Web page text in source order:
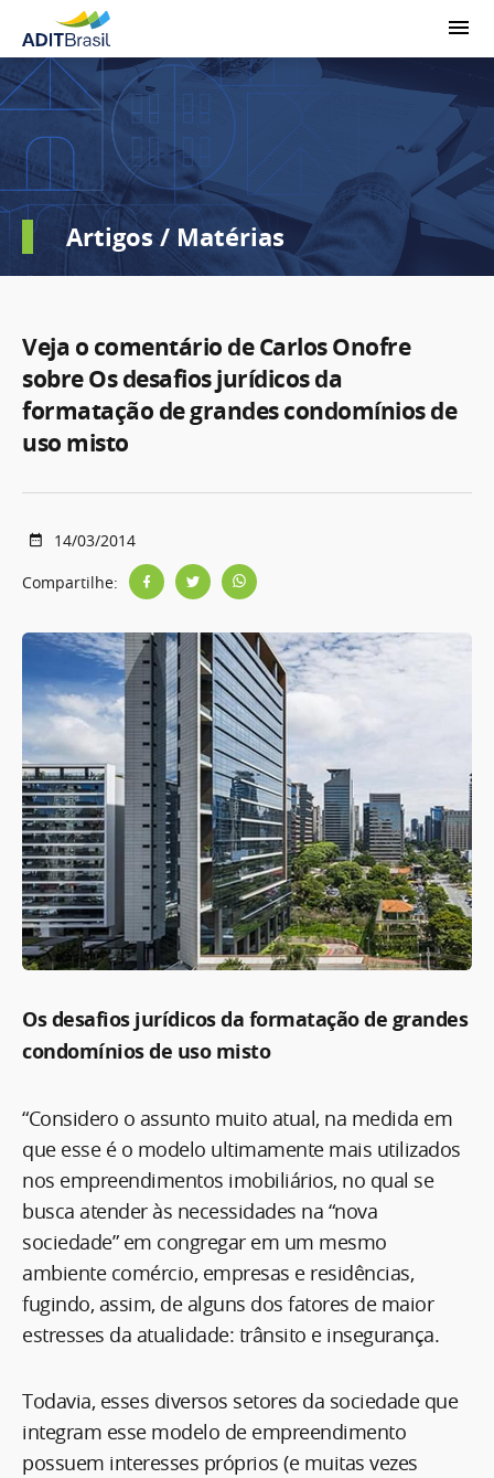
Artigos / Matérias
Veja o comentário de Carlos Onofre
sobre Os desafios jurídicos da
formatação de grandes condomínios de
uso misto
14/03/2014
Compartilhe:
Os desafios jurídicos da formatação de grandes
condomínios de uso misto
“Considero o assunto muito atual, na medida em
que esse é o modelo ultimamente mais utilizados
nos empreendimentos imobiliários, no qual se
busca atender às necessidades na “nova
sociedade” em congregar em um mesmo
ambiente comércio, empresas e residências,
fugindo, assim, de alguns dos fatores de maior
estresses da atualidade: trânsito e insegurança.
Todavia, esses diversos setores da sociedade que
integram esse modelo de empreendimento
possuem interesses próprios (e muitas vezes